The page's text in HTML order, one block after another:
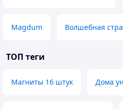
Magdum Волшебная
ТОП теги
Магниты 16 штук Дома